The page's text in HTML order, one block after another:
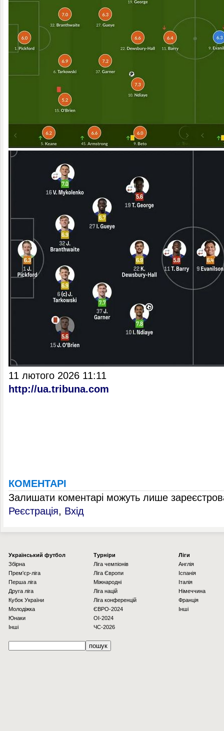
11 лютого 2026 11:11
http://ua.tribuna.com
КОМЕНТАРІ
Залишати коментарі можуть лише
Реєстрація, Вхід
Українcький футбол
Збірна
Прем'єр-ліга
Перша ліга
Друга ліга
Кубок України
Молодіжка
Юнаки
Інші
Турніри
Ліга чемпіонів
Ліга Європи
Міжнародні
Ліга націй
Ліга конференцій
ЄВРО-2024
OI-2024
ЧС-2026
Ліги
Англія
Іспанія
Італія
Німеччина
Франція
Інші